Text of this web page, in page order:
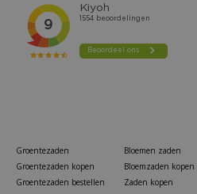
Groentezaden
Groentezaden kopen
Groentezaden bestellen
Bloemen zaden
Bloemzaden kopen
Zaden kopen